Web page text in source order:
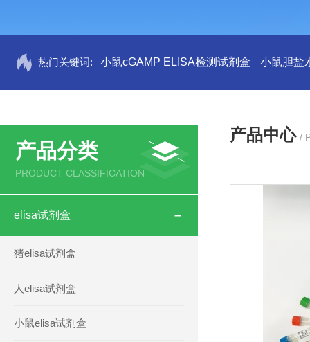
热门关键词: 小鼠cGAMP ELISA检测试剂盒 小鼠胆盐
产品分类
PRODUCT CLASSIFICATION
elisa试剂盒
猪elisa试剂盒
人elisa试剂盒
小鼠elisa试剂盒
产品中心 /